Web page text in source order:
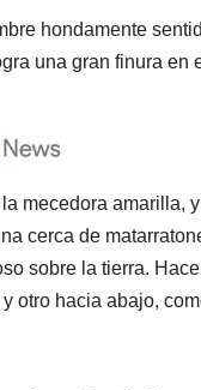
hondamente
una gran finura en
mecedora amarilla,
cerca de
sobre la tierra.
otro hacia abajo,